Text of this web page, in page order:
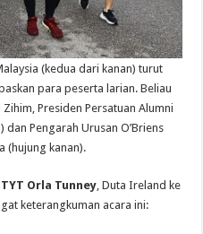
(kedua dari kanan) turut
para peserta larian. Beliau
Presiden Persatuan Alumni
Pengarah Urusan O’Briens
(hujung kanan).
TYT Orla Tunney , Duta Ireland ke
keterangkuman acara ini: